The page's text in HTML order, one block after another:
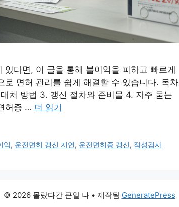
다면, 이 글을 통해 불이익을 피하고 빠르게
면허 관리를 쉽게 해결할 수 있습니다. 목차
처 방법 3. 갱신 절차와 준비물 4. 자주 묻는
허증 … 더 읽기
익, 운전면허 갱신 지연, 운전면허증 갱신, 적성검사
© 2026 몰랐다간 큰일 나• 제작됨 GeneratePress